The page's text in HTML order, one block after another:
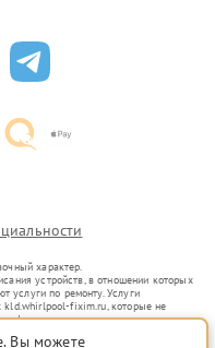
характер.
устройств, в отношении которых
услуги по ремонту. Услуги
kld.whirlpool-fixim.ru, которые не
официальными представителями.
гражданский оборот в соответствии
Вы можете